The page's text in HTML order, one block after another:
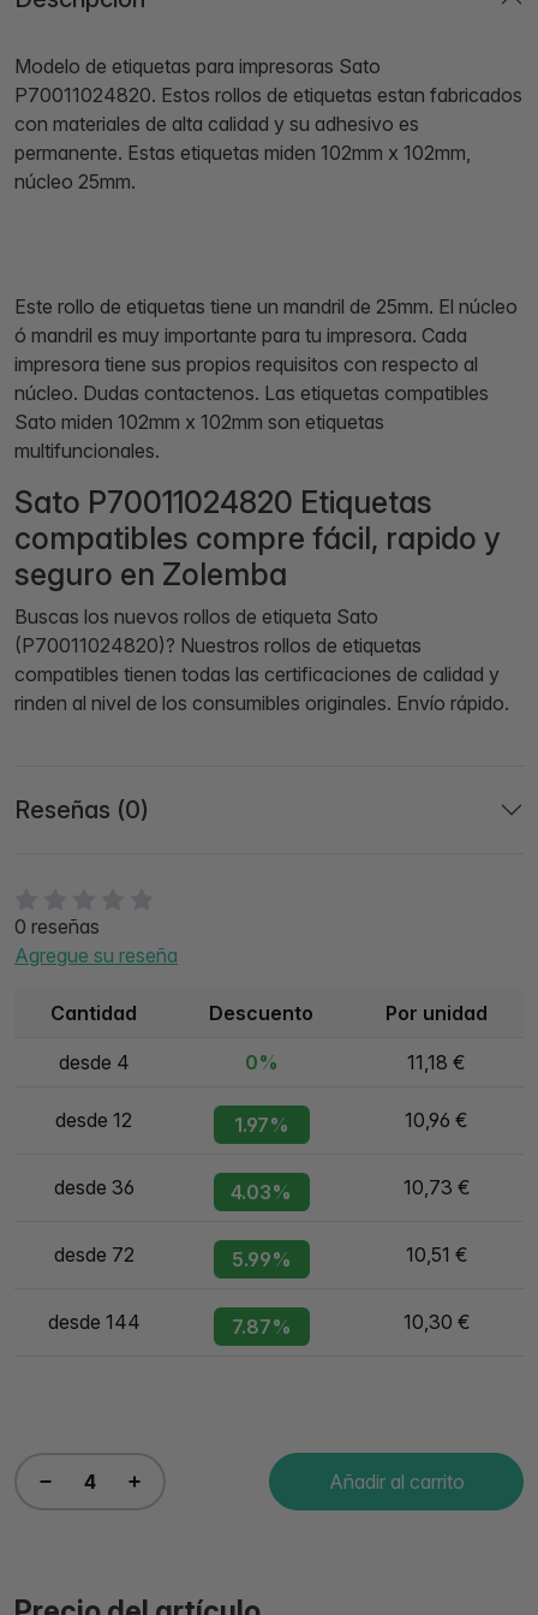
0 reseñas
Agregue su reseña
Cantidad Descuento Por unidad
desde 4 0% 11,18 €
desde 12 1.97% 10,96 €
desde 36 4.03% 10,73 €
desde 72 5.99% 10,51 €
desde 144 7.87% 10,30 €
Añadir al carrito
Modelo de etiquetas para impresoras Sato
P70011024820. Estos rollos de etiquetas estan fabricados
con materiales de alta calidad y su adhesivo es
permanente. Estas etiquetas miden 102mm x 102mm,
núcleo 25mm.
Este rollo de etiquetas tiene un mandril de 25mm. El núcleo
ó mandril es muy importante para tu impresora. Cada
impresora tiene sus propios requisitos con respecto al
núcleo. Dudas contactenos. Las etiquetas compatibles
Sato miden 102mm x 102mm son etiquetas
multifuncionales.
Sato P70011024820 Etiquetas
compatibles compre fácil, rapido y
seguro en Zolemba
Buscas los nuevos rollos de etiqueta Sato
(P70011024820)? Nuestros rollos de etiquetas
compatibles tienen todas las certificaciones de calidad y
rinden al nivel de los consumibles originales. Envío rápido.
Reseñas (0)